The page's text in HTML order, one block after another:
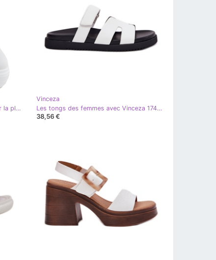
Chaussures en cuir pour femmes sur la plate-forme blanche Vinceza 89144
Vinceza
Les tongs des femmes avec Vinceza 17401 Velcro blanc
38,56 €